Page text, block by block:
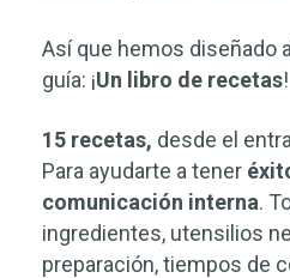
Así que hemos diseñado
guía: ¡Un libro de recetas!
15 recetas, desde el
Para ayudarte a tener
comunicación interna.
ingredientes, utensilios
preparación, tiempos de